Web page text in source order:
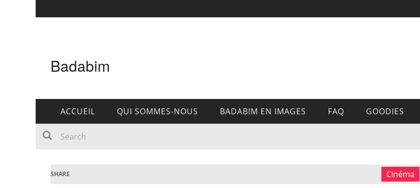
Badabim
ACCUEIL QUI SOMMES-NOUS BADABIM EN IMAGES FAQ GOODIES
SHARE Cinéma